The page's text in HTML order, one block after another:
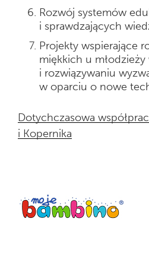
Rozwój systemów
i sprawdzających
Projekty wspierające
miękkich u
i rozwiązywaniu
w oparciu o nowe
Dotychczasowa
i Kopernika